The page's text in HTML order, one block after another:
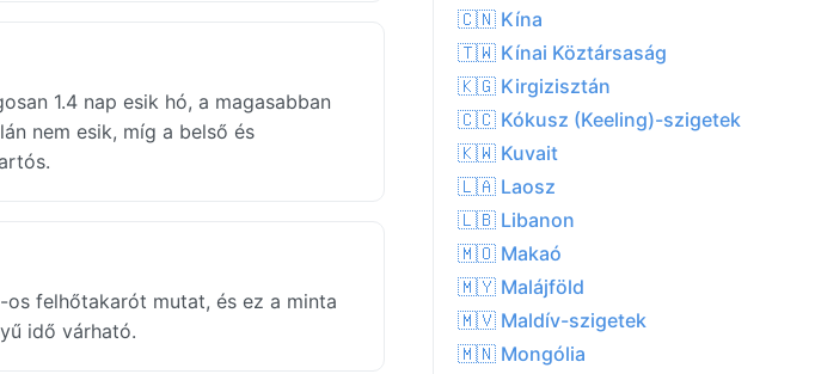
1.4 nap esik hó, a magasabban
nem esik, míg a belső és
felhőtakarót mutat, és ez a minta
idő várható.
🇨🇳 Kína
🇹🇼 Kínai Köztársaság
🇰🇬 Kirgizisztán
🇨🇨 Kókusz (Keeling)-szigetek
🇰🇼 Kuvait
🇱🇦 Laosz
🇱🇧 Libanon
🇲🇴 Makaó
🇲🇾 Malájföld
🇲🇻 Maldív-szigetek
🇲🇳 Mongólia